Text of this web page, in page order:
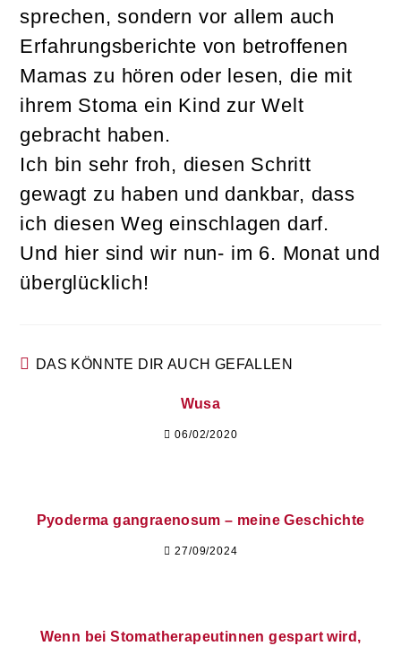
sprechen, sondern vor allem auch
Erfahrungsberichte von betroffenen
Mamas zu hören oder lesen, die mit
ihrem Stoma ein Kind zur Welt
gebracht haben.
Ich bin sehr froh, diesen Schritt
gewagt zu haben und dankbar, dass
ich diesen Weg einschlagen darf.
Und hier sind wir nun- im 6. Monat und
überglücklich!
DAS KÖNNTE DIR AUCH GEFALLEN
Wusa
06/02/2020
Pyoderma gangraenosum – meine Geschichte
27/09/2024
Wenn bei Stomatherapeutinnen gespart wird,